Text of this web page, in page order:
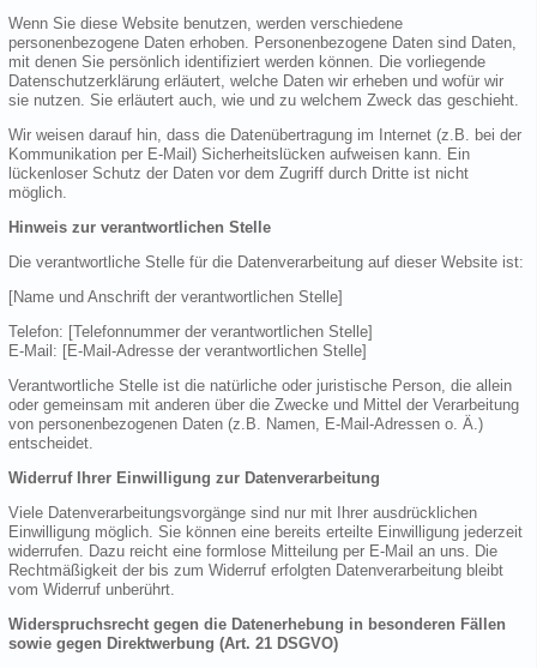
Wenn Sie diese Website benutzen, werden verschiedene
personenbezogene Daten erhoben. Personenbezogene Daten sind Daten,
mit denen Sie persönlich identifiziert werden können. Die vorliegende
Datenschutzerklärung erläutert, welche Daten wir erheben und wofür wir
sie nutzen. Sie erläutert auch, wie und zu welchem Zweck das geschieht.
Wir weisen darauf hin, dass die Datenübertragung im Internet (z.B. bei der
Kommunikation per E-Mail) Sicherheitslücken aufweisen kann. Ein
lückenloser Schutz der Daten vor dem Zugriff durch Dritte ist nicht
möglich.
Hinweis zur verantwortlichen Stelle
Die verantwortliche Stelle für die Datenverarbeitung auf dieser Website ist:
[Name und Anschrift der verantwortlichen Stelle]
Telefon: [Telefonnummer der verantwortlichen Stelle]
E-Mail: [E-Mail-Adresse der verantwortlichen Stelle]
Verantwortliche Stelle ist die natürliche oder juristische Person, die allein
oder gemeinsam mit anderen über die Zwecke und Mittel der Verarbeitung
von personenbezogenen Daten (z.B. Namen, E-Mail-Adressen o. Ä.)
entscheidet.
Widerruf Ihrer Einwilligung zur Datenverarbeitung
Viele Datenverarbeitungsvorgänge sind nur mit Ihrer ausdrücklichen
Einwilligung möglich. Sie können eine bereits erteilte Einwilligung jederzeit
widerrufen. Dazu reicht eine formlose Mitteilung per E-Mail an uns. Die
Rechtmäßigkeit der bis zum Widerruf erfolgten Datenverarbeitung bleibt
vom Widerruf unberührt.
Widerspruchsrecht gegen die Datenerhebung in besonderen Fällen
sowie gegen Direktwerbung (Art. 21 DSGVO)